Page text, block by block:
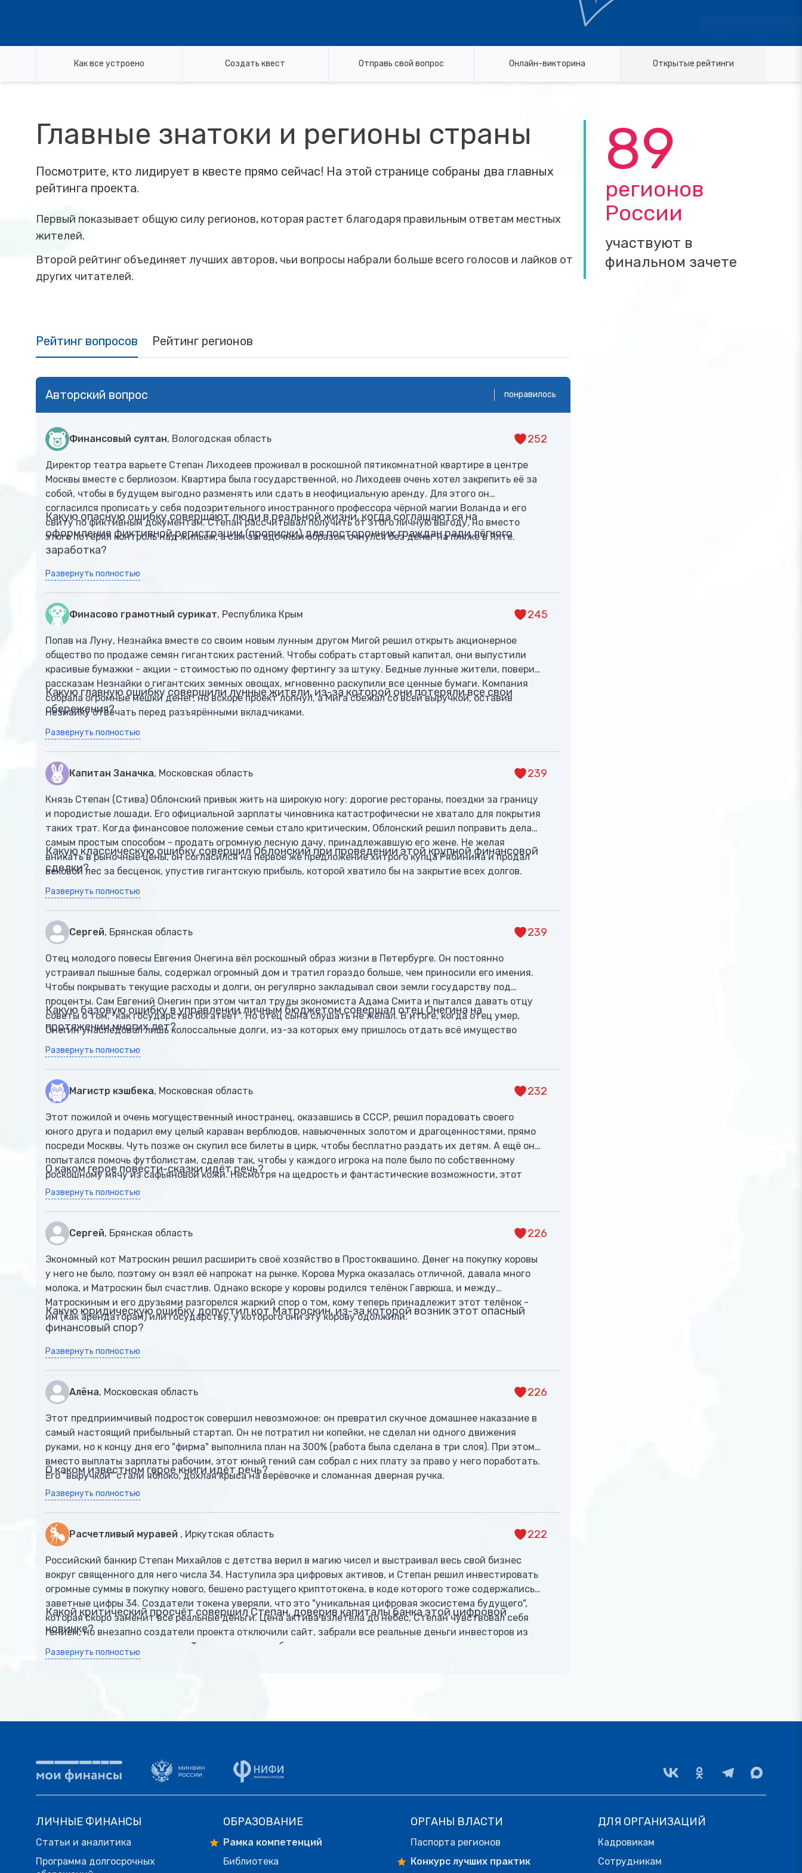
Как все устроено Создать квест Отправь свой вопрос Онлайн-викторина Открытые рейтинги
89
регионов
России
участвуют в
финальном зачете
Главные знатоки и регионы страны
Посмотрите, кто лидирует в квесте прямо сейчас! На этой странице собраны два главных
рейтинга проекта.
Первый показывает общую силу регионов, которая растет благодаря правильным ответам местных
жителей.
Второй рейтинг объединяет лучших авторов, чьи вопросы набрали больше всего голосов и лайков от
других читателей.
Рейтинг вопросов Рейтинг регионов
Авторский вопрос понравилось
Финансовый султан, Вологодская область 252
Директор театра варьете Степан Лиходеев проживал в роскошной пятикомнатной квартире в центре
Москвы вместе с берлиозом. Квартира была государственной, но Лиходеев очень хотел закрепить её за
собой, чтобы в будущем выгодно разменять или сдать в неофициальную аренду. Для этого он
согласился прописать у себя подозрительного иностранного профессора чёрной магии Воланда и его
свиту по фиктивным документам. Степан рассчитывал получить от этого личную выгоду, но вместо
этого потерял контроль над жильём, а сам загадочным образом очнулся без денег на пляже в Ялте.
Какую опасную ошибку совершают люди в реальной жизни, когда соглашаются на
оформление фиктивной регистрации (прописки) для посторонних граждан ради лёгкого
заработка?
Развернуть полностью
Финасово грамотный сурикат, Республика Крым 245
Попав на Луну, Незнайка вместе со своим новым лунным другом Мигой решил открыть акционерное
общество по продаже семян гигантских растений. Чтобы собрать стартовый капитал, они выпустили
красивые бумажки - акции - стоимостью по одному фертингу за штуку. Бедные лунные жители, поверив
рассказам Незнайки о гигантских земных овощах, мгновенно раскупили все ценные бумаги. Компания
собрала огромные мешки денег, но вскоре проект лопнул, а Мига сбежал со всей выручкой, оставив
Незнайку отвечать перед разъярёнными вкладчиками.
Какую главную ошибку совершили лунные жители, из-за которой они потеряли все свои
сбережения?
Развернуть полностью
Капитан Заначка, Московская область 239
Князь Степан (Стива) Облонский привык жить на широкую ногу: дорогие рестораны, поездки за границу
и породистые лошади. Его официальной зарплаты чиновника катастрофически не хватало для покрытия
таких трат. Когда финансовое положение семьи стало критическим, Облонский решил поправить дела
самым простым способом - продать огромную лесную дачу, принадлежавшую его жене. Не желая
вникать в рыночные цены, он согласился на первое же предложение хитрого купца Рябинина и продал
вековой лес за бесценок, упустив гигантскую прибыль, которой хватило бы на закрытие всех долгов.
Какую классическую ошибку совершил Облонский при проведении этой крупной финансовой
сделки?
Развернуть полностью
Сергей, Брянская область 239
Отец молодого повесы Евгения Онегина вёл роскошный образ жизни в Петербурге. Он постоянно
устраивал пышные балы, содержал огромный дом и тратил гораздо больше, чем приносили его имения.
Чтобы покрывать текущие расходы и долги, он регулярно закладывал свои земли государству под
проценты. Сам Евгений Онегин при этом читал труды экономиста Адама Смита и пытался давать отцу
советы о том, "как государство богатеет". Но отец сына слушать не желал. В итоге, когда отец умер,
Онегин унаследовал лишь колоссальные долги, из-за которых ему пришлось отдать всё имущество
кредиторам.
Какую базовую ошибку в управлении личным бюджетом совершал отец Онегина на
протяжении многих лет?
Развернуть полностью
Магистр кэшбека, Московская область 232
Этот пожилой и очень могущественный иностранец, оказавшись в СССР, решил порадовать своего
юного друга и подарил ему целый караван верблюдов, навьюченных золотом и драгоценностями, прямо
посреди Москвы. Чуть позже он скупил все билеты в цирк, чтобы бесплатно раздать их детям. А ещё он
попытался помочь футболистам, сделав так, чтобы у каждого игрока на поле было по собственному
роскошному мячу из сафьяновой кожи. Несмотря на щедрость и фантастические возможности, этот
персонаж совершенно не знал законов экономики. Своими подарками он едва не устроил инфляцию, а
О каком герое повести-сказки идёт речь?
Развернуть полностью
Сергей, Брянская область 226
Экономный кот Матроскин решил расширить своё хозяйство в Простоквашино. Денег на покупку коровы
у него не было, поэтому он взял её напрокат на рынке. Корова Мурка оказалась отличной, давала много
молока, и Матроскин был счастлив. Однако вскоре у коровы родился телёнок Гаврюша, и между
Матроскиным и его друзьями разгорелся жаркий спор о том, кому теперь принадлежит этот телёнок -
им (как арендаторам) или государству, у которого они эту корову одолжили.
Какую юридическую ошибку допустил кот Матроскин, из-за которой возник этот опасный
финансовый спор?
Развернуть полностью
Алёна, Московская область 226
Этот предприимчивый подросток совершил невозможное: он превратил скучное домашнее наказание в
самый настоящий прибыльный стартап. Он не потратил ни копейки, не сделал ни одного движения
руками, но к концу дня его "фирма" выполнила план на 300% (работа была сделана в три слоя). При этом
вместо выплаты зарплаты рабочим, этот юный гений сам собрал с них плату за право у него поработать.
Его "выручкой" стали яблоко, дохлая крыса на верёвочке и сломанная дверная ручка.
О каком известном герое книги идёт речь?
Развернуть полностью
Расчетливый муравей , Иркутская область 222
Российский банкир Степан Михайлов с детства верил в магию чисел и выстраивал весь свой бизнес
вокруг священного для него числа 34. Наступила эра цифровых активов, и Степан решил инвестировать
огромные суммы в покупку нового, бешено растущего криптотокена, в коде которого тоже содержались
заветные цифры 34. Создатели токена уверяли, что это "уникальная цифровая экосистема будущего",
которая скоро заменит все реальные деньги. Цена актива взлетела до небес, Степан чувствовал себя
гением, но внезапно создатели проекта отключили сайт, забрали все реальные деньги инвесторов из
пула ликвидности и скрылись. Токен мгновенно обесценился до нуля.
Какой критический просчёт совершил Степан, доверив капиталы банка этой цифровой
новинке?
Развернуть полностью
ЛИЧНЫЕ ФИНАНСЫ
Статьи и аналитика
Программа долгосрочных
ОБРАЗОВАНИЕ
Рамка компетенций
Библиотека
ОРГАНЫ ВЛАСТИ
Паспорта регионов
Конкурс лучших практик
ДЛЯ ОРГАНИЗАЦИЙ
Кадровикам
Сотрудникам